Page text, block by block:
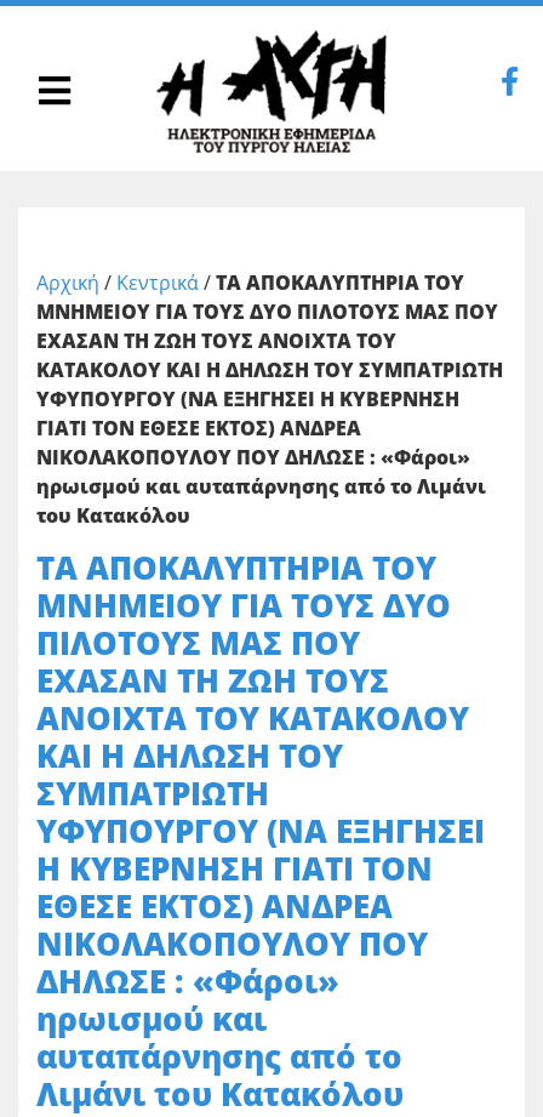
Αρχική / Κεντρικά/ΤΑ ΑΠΟΚΑΛΥΠΤΗΡΙΑ ΤΟΥ
ΜΝΗΜΕΙΟΥ ΓΙΑ ΤΟΥΣ ΔΥΟ ΠΙΛΟΤΟΥΣ ΜΑΣ ΠΟΥ
ΕΧΑΣΑΝ ΤΗ ΖΩΗ ΤΟΥΣ ΑΝΟΙΧΤΑ ΤΟΥ
ΚΑΤΑΚΟΛΟΥ ΚΑΙ Η ΔΗΛΩΣΗ ΤΟΥ ΣΥΜΠΑΤΡΙΩΤΗ
ΥΦΥΠΟΥΡΓΟΥ (ΝΑ ΕΞΗΓΗΣΕΙ Η ΚΥΒΕΡΝΗΣΗ
ΓΙΑΤΙ ΤΟΝ ΕΘΕΣΕ ΕΚΤΟΣ) ΑΝΔΡΕΑ
ΝΙΚΟΛΑΚΟΠΟΥΛΟΥ ΠΟΥ ΔΗΛΩΣΕ : «Φάροι»
ηρωισμού και αυταπάρνησης από το Λιμάνι
του Κατακόλου
ΤΑ ΑΠΟΚΑΛΥΠΤΗΡΙΑ ΤΟΥ
ΜΝΗΜΕΙΟΥ ΓΙΑ ΤΟΥΣ ΔΥΟ
ΠΙΛΟΤΟΥΣ ΜΑΣ ΠΟΥ
ΕΧΑΣΑΝ ΤΗ ΖΩΗ ΤΟΥΣ
ΑΝΟΙΧΤΑ ΤΟΥ ΚΑΤΑΚΟΛΟΥ
ΚΑΙ Η ΔΗΛΩΣΗ ΤΟΥ
ΣΥΜΠΑΤΡΙΩΤΗ
ΥΦΥΠΟΥΡΓΟΥ (ΝΑ ΕΞΗΓΗΣΕΙ
Η ΚΥΒΕΡΝΗΣΗ ΓΙΑΤΙ ΤΟΝ
ΕΘΕΣΕ ΕΚΤΟΣ) ΑΝΔΡΕΑ
ΝΙΚΟΛΑΚΟΠΟΥΛΟΥ ΠΟΥ
ΔΗΛΩΣΕ : «Φάροι»
ηρωισμού και
αυταπάρνησης από το
Λιμάνι του Κατακόλου